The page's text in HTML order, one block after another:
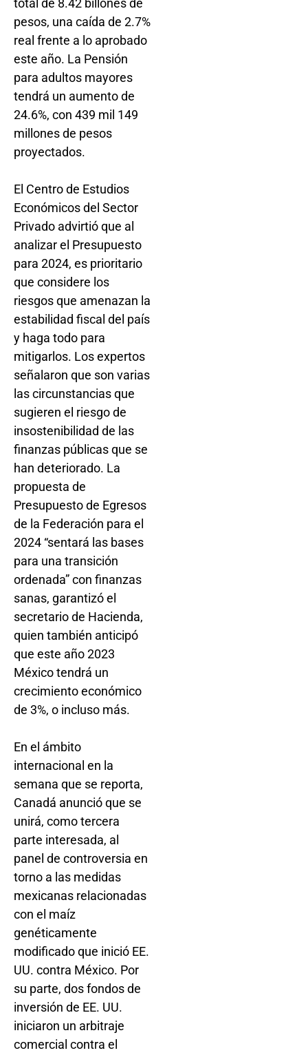
total de 8.42 billones de
pesos, una caída de 2.7%
real frente a lo aprobado
este año. La Pensión
para adultos mayores
tendrá un aumento de
24.6%, con 439 mil 149
millones de pesos
proyectados.
El Centro de Estudios
Económicos del Sector
Privado advirtió que al
analizar el Presupuesto
para 2024, es prioritario
que considere los
riesgos que amenazan la
estabilidad fiscal del país
y haga todo para
mitigarlos. Los expertos
señalaron que son varias
las circunstancias que
sugieren el riesgo de
insostenibilidad de las
finanzas públicas que se
han deteriorado. La
propuesta de
Presupuesto de Egresos
de la Federación para el
2024 “sentará las bases
para una transición
ordenada” con finanzas
sanas, garantizó el
secretario de Hacienda,
quien también anticipó
que este año 2023
México tendrá un
crecimiento económico
de 3%, o incluso más.
En el ámbito
internacional en la
semana que se reporta,
Canadá anunció que se
unirá, como tercera
parte interesada, al
panel de controversia en
torno a las medidas
mexicanas relacionadas
con el maíz
genéticamente
modificado que inició EE.
UU. contra México. Por
su parte, dos fondos de
inversión de EE. UU.
iniciaron un arbitraje
comercial contra el